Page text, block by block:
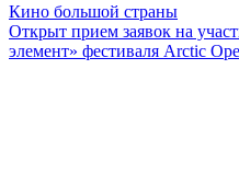
Кино большой страны
Открыт прием заявок на
элемент» фестиваля Arctic